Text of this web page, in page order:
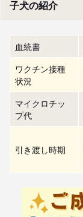
子犬の紹介
血統書
ワクチン接種
状況
マイクロチッ
プ代
引き渡し時期